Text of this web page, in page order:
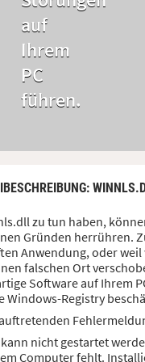
auf
Ihrem
PC
führen.
:
zu tun haben,
Gründen herrühren.
Anwendung, oder
falschen Ort
Software auf Ihrem
Windows-Registry
nicht gestartet
Computer fehlt.